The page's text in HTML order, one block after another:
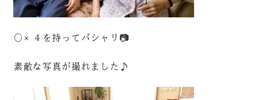
〇×４を持ってパシャリ📷
素敵な写真が撮れました♪